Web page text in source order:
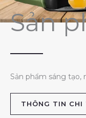
Sản
Sản phẩm sáng tạo,
THÔNG TIN CHI